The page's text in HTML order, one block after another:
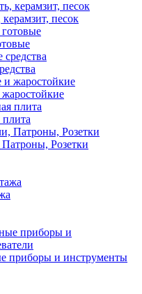
песок
Розетки
приборы и инструменты